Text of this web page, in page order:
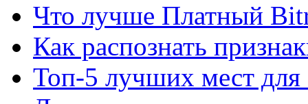
Что лучше Платный
Как распознать
Топ-5 лучших мест для